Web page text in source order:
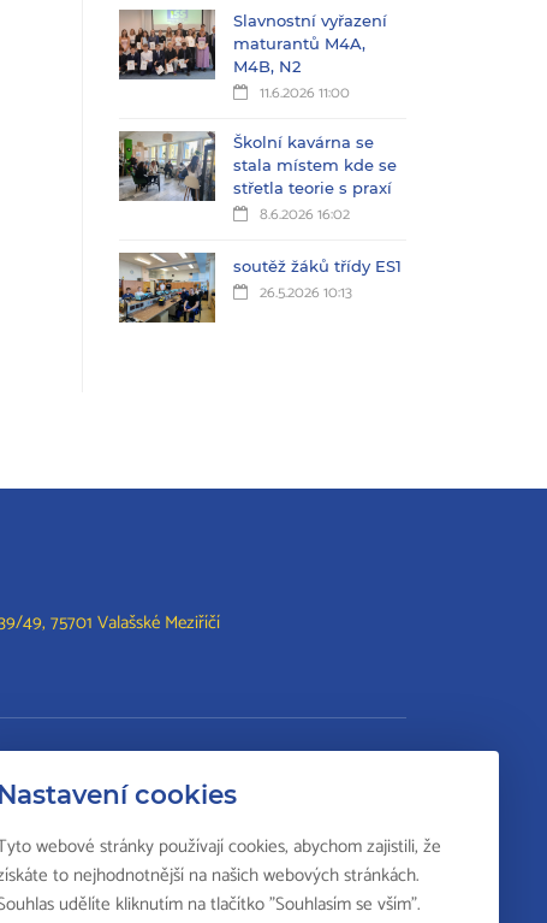
Nastavení cookies
webové stránky používají cookies, abychom zajistili, že
to nejhodnotnější na našich webových stránkách.
udělíte kliknutím na tlačítko "Souhlasím se vším".
Slavnostní vyřazení
maturantů M4A,
M4B, N2
11.6.2026 11:00
Školní kavárna se
stala místem kde se
střetla teorie s praxí
8.6.2026 16:02
soutěž žáků třídy ES1
26.5.2026 10:13
49, 75701 Valašské Meziříčí
vzdělání
Odborná způsobilost k výkonu činností v
elektrotechnice